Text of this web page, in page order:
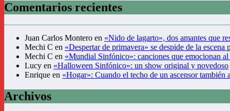
Comentarios recientes
Juan Carlos Montero en «Nido de lagarto», dos amantes que
Mechi C en «Despertar de primavera» se despide de la escena
Mechi C en «Mundial Sinfónico»: canciones que emocionan al
Lucy en «Halloween Sinfónico»: un show original y novedoso
Enrique en «Hogar»: Cuando el techo de un ascensor también
Archivos